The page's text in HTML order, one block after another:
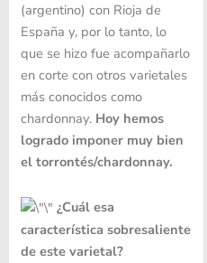
(argentino) con Rioja de
España y, por lo tanto, lo
que se hizo fue acompañarlo
en corte con otros varietales
más conocidos como
chardonnay. Hoy hemos
logrado imponer muy bien
el torrontés/chardonnay.
¿Cuál esa
característica sobresaliente
de este varietal?